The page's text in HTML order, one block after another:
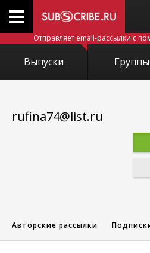
Отправляет email-рассылки с
Выпуски Группы
rufina74@list.ru
Авторские рассылки